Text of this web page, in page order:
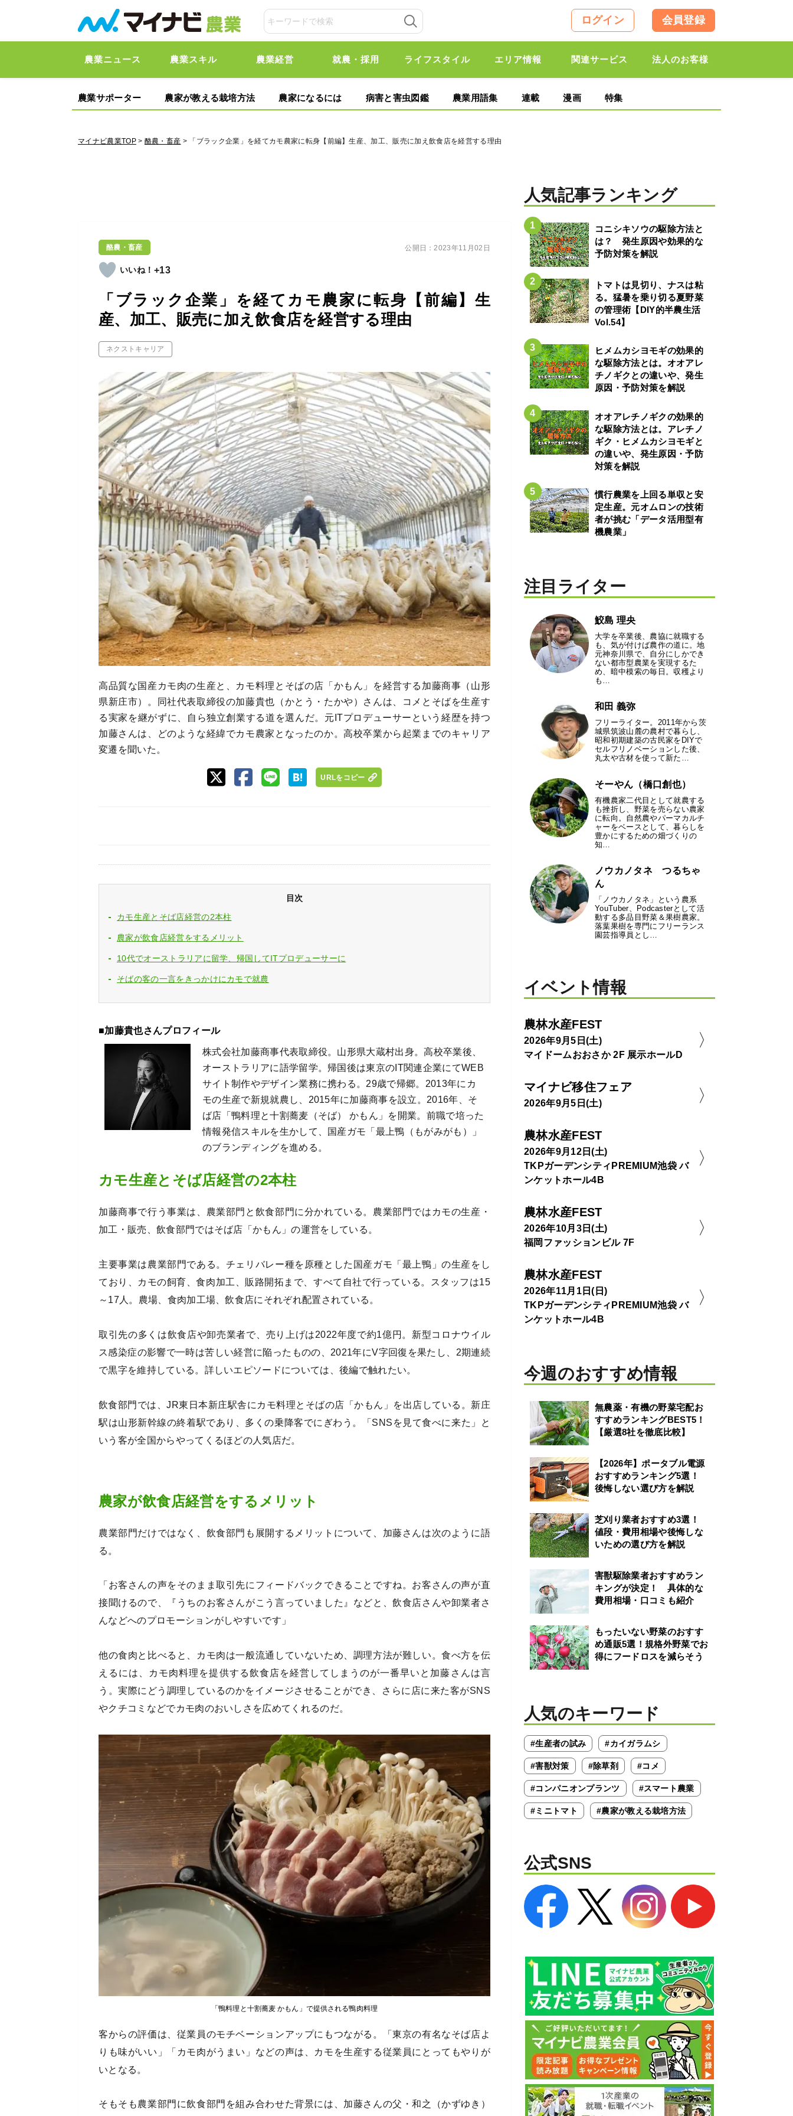
ログイン 会員登録
農業ニュース 農業スキル 農業経営 就農・採用 ライフスタイル エリア情報 関連サービス 法人のお客様
農業サポーター 農家が教える栽培方法 農家になるには 病害と害虫図鑑 農業用語集 連載 漫画 特集
マイナビ農業TOP> 酪農・畜産 > 「ブラック企業」を経てカモ農家に転身【前編】生産、加工、販売に加え飲食店を経営する理由
酪農・畜産
+13
「ブラック企業」を経てカモ農家に転身【前編】生
産、加工、販売に加え飲食店を経営する理由
ネクストキャリア
公開日：2023年11月02日
高品質な国産カモ肉の生産と、カモ料理とそばの店「かもん」を経営する加藤商事（山形
県新庄市）。同社代表取締役の加藤貴也（かとう・たかや）さんは、コメとそばを生産す
る実家を継がずに、自ら独立創業する道を選んだ。元ITプロデューサーという経歴を持つ
加藤さんは、どのような経緯でカモ農家となったのか。高校卒業から起業までのキャリア
変遷を聞いた。
URLをコピー
目次
カモ生産とそば店経営の2本柱
農家が飲食店経営をするメリット
10代でオーストラリアに留学、帰国してITプロデューサーに
そばの客の一言をきっかけにカモで就農
■加藤貴也さんプロフィール
株式会社加藤商事代表取締役。山形県大蔵村出身。高校卒業後、
オーストラリアに語学留学。帰国後は東京のIT関連企業にてWEB
サイト制作やデザイン業務に携わる。29歳で帰郷。2013年にカ
モの生産で新規就農し、2015年に加藤商事を設立。2016年、そ
ば店「鴨料理と十割蕎麦（そば） かもん」を開業。前職で培った
情報発信スキルを生かして、国産ガモ「最上鴨（もがみがも）」
のブランディングを進める。
カモ生産とそば店経営の2本柱
加藤商事で行う事業は、農業部門と飲食部門に分かれている。農業部門ではカモの生産・
加工・販売、飲食部門ではそば店「かもん」の運営をしている。
主要事業は農業部門である。チェリバレー種を原種とした国産ガモ「最上鴨」の生産をし
ており、カモの飼育、食肉加工、販路開拓まで、すべて自社で行っている。スタッフは15
～17人。農場、食肉加工場、飲食店にそれぞれ配置されている。
取引先の多くは飲食店や卸売業者で、売り上げは2022年度で約1億円。新型コロナウイル
ス感染症の影響で一時は苦しい経営に陥ったものの、2021年にV字回復を果たし、2期連続
で黒字を維持している。詳しいエピソードについては、後編で触れたい。
飲食部門では、JR東日本新庄駅舎にカモ料理とそばの店「かもん」を出店している。新庄
駅は山形新幹線の終着駅であり、多くの乗降客でにぎわう。「SNSを見て食べに来た」と
いう客が全国からやってくるほどの人気店だ。
農家が飲食店経営をするメリット
農業部門だけではなく、飲食部門も展開するメリットについて、加藤さんは次のように語
る。
「お客さんの声をそのまま取引先にフィードバックできることですね。お客さんの声が直
接聞けるので、『うちのお客さんがこう言っていました』などと、飲食店さんや卸業者さ
んなどへのプロモーションがしやすいです」
他の食肉と比べると、カモ肉は一般流通していないため、調理方法が難しい。食べ方を伝
えるには、カモ肉料理を提供する飲食店を経営してしまうのが一番早いと加藤さんは言
う。実際にどう調理しているのかをイメージさせることができ、さらに店に来た客がSNS
やクチコミなどでカモ肉のおいしさを広めてくれるのだ。
「鴨料理と十割蕎麦 かもん」で提供される鴨肉料理
客からの評価は、従業員のモチベーションアップにもつながる。「東京の有名なそば店よ
りも味がいい」「カモ肉がうまい」などの声は、カモを生産する従業員にとってもやりが
いとなる。
そもそも農業部門に飲食部門を組み合わせた背景には、加藤さんの父・和之（かずゆき）
人気記事ランキング
コニシキソウの駆除方法と
は？ 発生原因や効果的な
予防対策を解説
トマトは見切り、ナスは粘
る。猛暑を乗り切る夏野菜
の管理術【DIY的半農生活
Vol.54】
ヒメムカシヨモギの効果的
な駆除方法とは。オオアレ
チノギクとの違いや、発生
原因・予防対策を解説
オオアレチノギクの効果的
な駆除方法とは。アレチノ
ギク・ヒメムカシヨモギと
の違いや、発生原因・予防
対策を解説
慣行農業を上回る単収と安
定生産。元オムロンの技術
者が挑む「データ活用型有
機農業」
注目ライター
鮫島 理央
大学を卒業後、農協に就職する
も、気が付けば農作の道に。地
元神奈川県で、自分にしかでき
ない都市型農業を実現するた
め、暗中模索の毎日。収穫より
も…
和田 義弥
フリーライター。2011年から茨
城県筑波山麓の農村で暮らし、
昭和初期建築の古民家をDIYで
セルフリノベーションした後、
丸太や古材を使って新た…
そーやん（橋口創也）
有機農家二代目として就農する
も挫折し、野菜を売らない農家
に転向。自然農やパーマカルチ
ャーをベースとして、暮らしを
豊かにするための畑づくりの
知…
ノウカノタネ つるちゃ
ん
「ノウカノタネ」という農系
YouTuber、Podcasterとして活
動する多品目野菜＆果樹農家。
落葉果樹を専門にフリーランス
園芸指導員とし…
イベント情報
農林水産FEST
2026年9月5日(土)
マイドームおおさか 2F 展示ホールD
マイナビ移住フェア
2026年9月5日(土)
農林水産FEST
2026年9月12日(土)
TKPガーデンシティPREMIUM池袋 バ
ンケットホール4B
農林水産FEST
2026年10月3日(土)
福岡ファッションビル 7F
農林水産FEST
2026年11月1日(日)
TKPガーデンシティPREMIUM池袋 バ
ンケットホール4B
今週のおすすめ情報
無農薬・有機の野菜宅配お
すすめランキングBEST5！
【厳選8社を徹底比較】
【2026年】ポータブル電源
おすすめランキング5選！
後悔しない選び方を解説
芝刈り業者おすすめ3選！
値段・費用相場や後悔しな
いための選び方を解説
害獣駆除業者おすすめラン
キングが決定！ 具体的な
費用相場・口コミも紹介
もったいない野菜のおすす
め通販5選！規格外野菜でお
得にフードロスを減らそう
人気のキーワード
#生産者の試み #カイガラムシ
#害獣対策 #除草剤 #コメ
#コンパニオンプランツ #スマート農業
#ミニトマト #農家が教える栽培方法
公式SNS